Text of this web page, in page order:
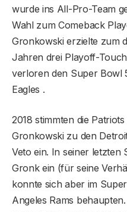
wurde ins All-Pro-Team
Wahl zum Comeback
Gronkowski erzielte zum
Jahren drei Playoff-
verloren den Super Bowl
Eagles .
2018 stimmten die
Gronkowski zu den
Veto ein. In seiner letzten
Gronk ein (für seine
konnte sich aber im
Angeles Rams